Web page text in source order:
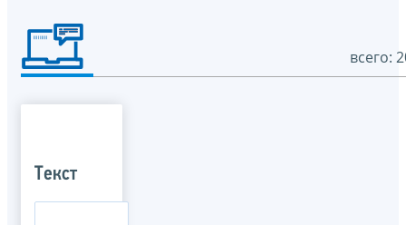
всего:
Текст